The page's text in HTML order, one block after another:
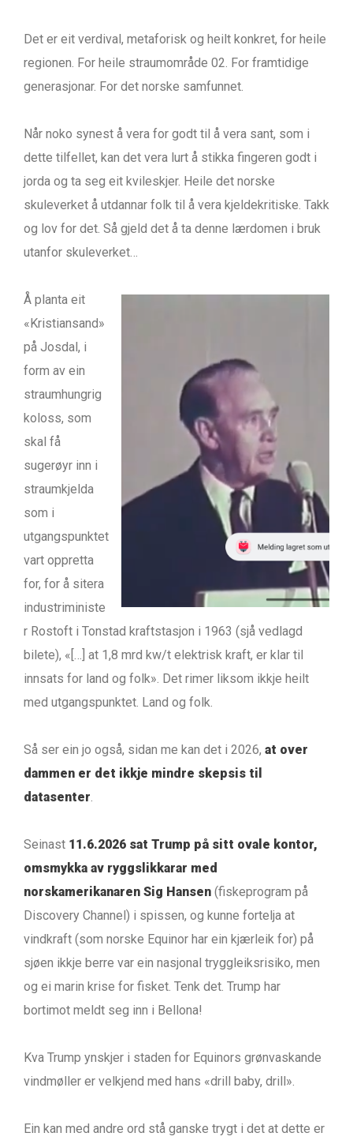
Det er eit verdival, metaforisk og heilt konkret, for heile
regionen. For heile straumområde 02. For framtidige
generasjonar. For det norske samfunnet.
Når noko synest å vera for godt til å vera sant, som i
dette tilfellet, kan det vera lurt å stikka fingeren godt i
jorda og ta seg eit kvileskjer. Heile det norske
skuleverket å utdannar folk til å vera kjeldekritiske. Takk
og lov for det. Så gjeld det å ta denne lærdomen i bruk
utanfor skuleverket…
Å planta eit
«Kristiansand»
på Josdal, i
form av ein
straumhungrig
koloss, som
skal få
sugerøyr inn i
straumkjelda
som i
utgangspunktet
vart oppretta
for, for å sitera
industriministe
r Rostoft i Tonstad kraftstasjon i 1963 (sjå vedlagd
bilete), «[…] at 1,8 mrd kw/t elektrisk kraft, er klar til
innsats for land og folk». Det rimer liksom ikkje heilt
med utgangspunktet. Land og folk.
Så ser ein jo også, sidan me kan det i 2026, at over
dammen er det ikkje mindre skepsis til
datasenter.
Seinast 11.6.2026 sat Trump på sitt ovale kontor,
omsmykka av ryggslikkarar med
norskamerikanaren Sig Hansen (fiskeprogram på
Discovery Channel) i spissen, og kunne fortelja at
vindkraft (som norske Equinor har ein kjærleik for) på
sjøen ikkje berre var ein nasjonal tryggleiksrisiko, men
og ei marin krise for fisket. Tenk det. Trump har
bortimot meldt seg inn i Bellona!
Kva Trump ynskjer i staden for Equinors grønvaskande
vindmøller er velkjend med hans «drill baby, drill».
Ein kan med andre ord stå ganske trygt i det at dette er